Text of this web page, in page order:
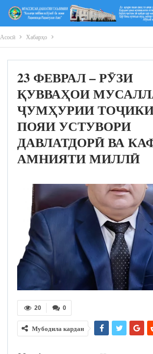
Асосӣ Хабарҳо
23 ФЕВРАЛ – РӮЗИ
ҚУВВАҲОИ
ҶУМҲУРИИ
ПОЯИ УСТУВОРИ
ДАВЛАТДОРӢ ВА
АМНИЯТИ МИЛЛӢ
0
20
Мубодила кардан